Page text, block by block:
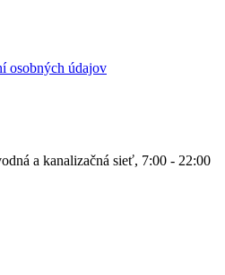
osobných údajov
a kanalizačná sieť, 7:00 - 22:00